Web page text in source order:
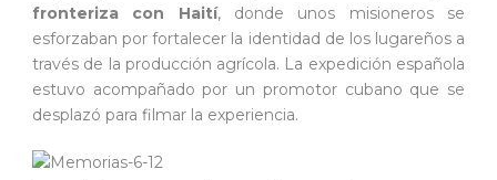
fronteriza con Haití, donde unos misioneros se
esforzaban por fortalecer la identidad de los lugareños a
través de la producción agrícola. La expedición española
estuvo acompañado por un promotor cubano que se
desplazó para filmar la experiencia.